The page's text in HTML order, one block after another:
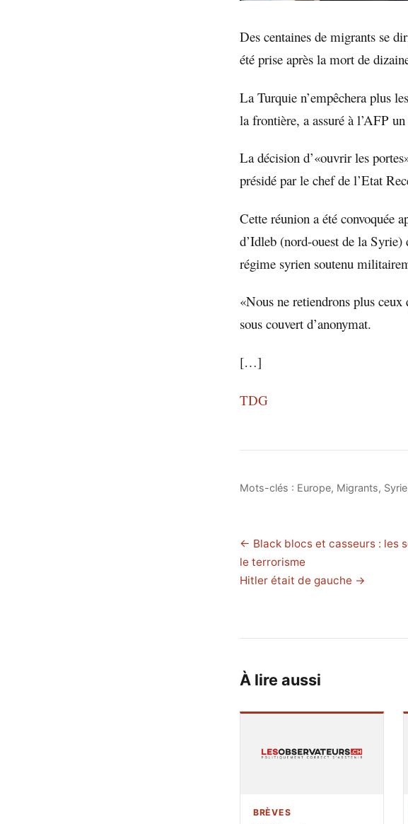
Des centaines de migrants se
été prise après la mort de
La Turquie n’empêchera plus
la frontière, a assuré à l’AFP
La décision d’«ouvrir les
présidé par le chef de l’Etat
Cette réunion a été convoquée
d’Idleb (nord-ouest de la Syrie)
régime syrien soutenu
«Nous ne retiendrons plus ceux
sous couvert d’anonymat.
[…]
TDG
Mots-clés : Europe, Migrants, Syrie
← Black blocs et casseurs : les
le terrorisme
Hitler était de gauche →
À lire aussi
BRÈVES